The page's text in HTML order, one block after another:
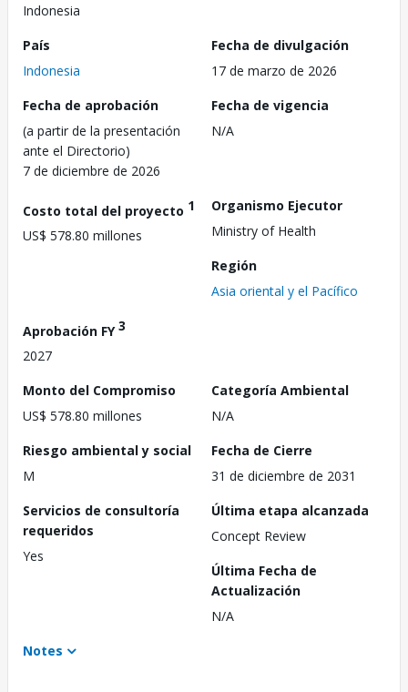
Indonesia
País
Indonesia
Fecha de divulgación
17 de marzo de 2026
Fecha de aprobación
(a partir de la presentación
ante el Directorio)
7 de diciembre de 2026
Fecha de vigencia
N/A
Costo total del proyecto 1
US$ 578.80 millones
Organismo Ejecutor
Ministry of Health
Región
Asia oriental y el Pacífico
Aprobación FY3
2027
Monto del Compromiso
US$ 578.80 millones
Categoría Ambiental
N/A
Riesgo ambiental y social
M
Fecha de Cierre
31 de diciembre de 2031
Servicios de consultoría
requeridos
Yes
Última etapa alcanzada
Concept Review
Última Fecha de
Actualización
N/A
Notes